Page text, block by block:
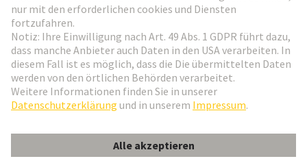
Schweiz Deutsch
© HARTING Technologiegruppe